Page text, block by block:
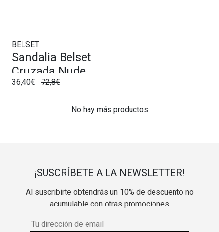
BELSET
Sandalia Belset
Cruzada Nude
36,40€ 72,8€
No hay más productos
¡SUSCRÍBETE A LA NEWSLETTER!
Al suscribirte obtendrás un 10% de descuento no
acumulable con otras promociones